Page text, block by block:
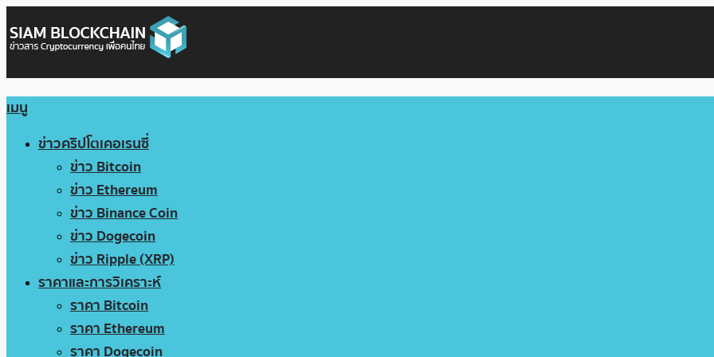
เมนู
ข่าวคริปโตเคอเรนซี่
ข่าว Bitcoin
ข่าว Ethereum
ข่าว Binance Coin
ข่าว Dogecoin
ข่าว Ripple (XRP)
ราคาและการวิเคราะห์
ราคา Bitcoin
ราคา Ethereum
ราคา Dogecoin